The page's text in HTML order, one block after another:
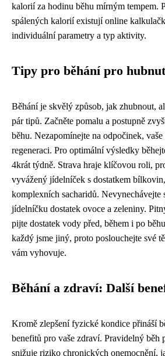
kalorií za hodinu běhu mírným tempem.
spálených kalorií existují online
individuální parametry a typ aktivity.
Tipy pro běhání pro
Běhání je skvělý způsob, jak zhubnout,
pár tipů. Začněte pomalu a postupně
běhu. Nezapomínejte na odpočinek,
regeneraci. Pro optimální výsledky
4krát týdně. Strava hraje klíčovou roli,
vyvážený jídelníček s dostatkem
komplexních sacharidů. Nevynechávejte
jídelníčku dostatek ovoce a zeleniny.
pijte dostatek vody před, během i po
každý jsme jiný, proto poslouchejte své
vám vyhovuje.
Běhání a zdraví: Další
Kromě zlepšení fyzické kondice přináší
benefitů pro vaše zdraví. Pravidelný běh
snižuje riziko chronických onemocnění,